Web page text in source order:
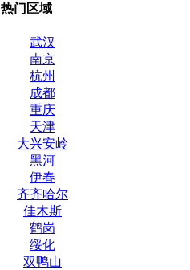
热门区域
武汉
南京
杭州
成都
重庆
天津
大兴安岭
黑河
伊春
齐齐哈尔
佳木斯
鹤岗
绥化
双鸭山